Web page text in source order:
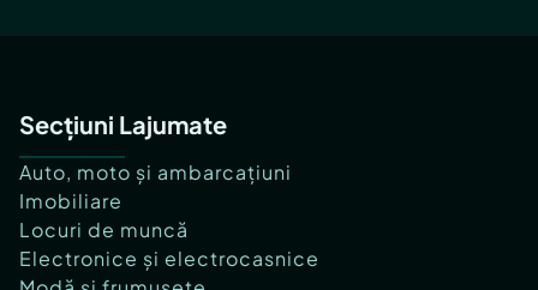
Secțiuni Lajumate
Auto, moto și ambarcațiuni
Imobiliare
Locuri de muncă
Electronice și electrocasnice